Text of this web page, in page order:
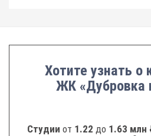
Хотите узнать о
ЖК «Дубровка
Студии от 1.22 до 1.63 млн